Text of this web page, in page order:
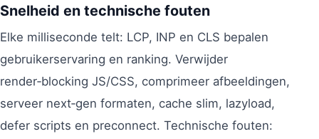
Snelheid en technische fouten
Elke milliseconde telt: LCP, INP en CLS bepalen
gebruikerservaring en ranking. Verwijder
render‑blocking JS/CSS, comprimeer afbeeldingen,
serveer next‑gen formaten, cache slim, lazyload,
defer scripts en preconnect. Technische fouten: